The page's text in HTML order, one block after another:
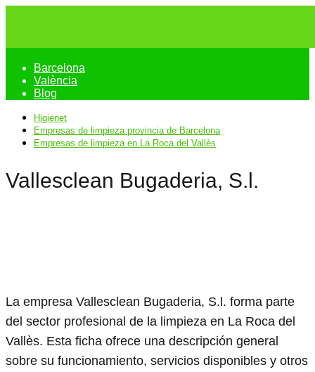
Barcelona
València
Blog
Higienet
Empresas de limpieza provincia de Barcelona
Empresas de limpieza en La Roca del Vallès
Vallesclean Bugaderia, S.l.
La empresa Vallesclean Bugaderia, S.l. forma parte
del sector profesional de la limpieza en La Roca del
Vallès. Esta ficha ofrece una descripción general
sobre su funcionamiento, servicios disponibles y otros